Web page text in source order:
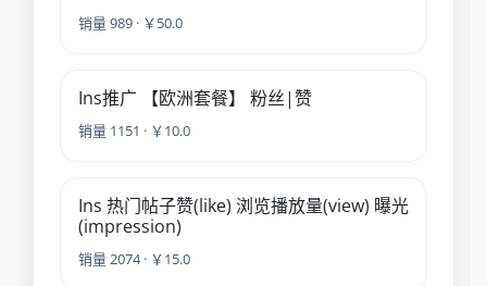
销量 989 · ￥50.0
Ins推广 【欧洲套餐】 粉丝|赞
销量 1151 · ￥10.0
Ins 热门帖子赞(like) 浏览播放量(view) 曝光
(impression)
销量 2074 · ￥15.0